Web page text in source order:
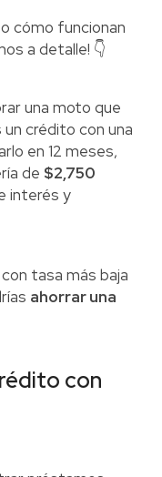
cómo funcionan
a detalle! 👇
una moto que
crédito con una
en 12 meses,
de $2,750
interés y
tasa más baja
ahorrar una
con